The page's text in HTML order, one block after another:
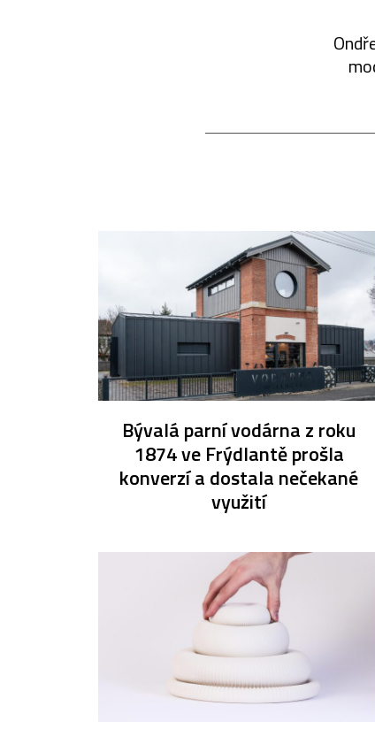
Bývalá parní vodárna z roku
1874 ve Frýdlantě prošla
konverzí a dostala nečekané
využití